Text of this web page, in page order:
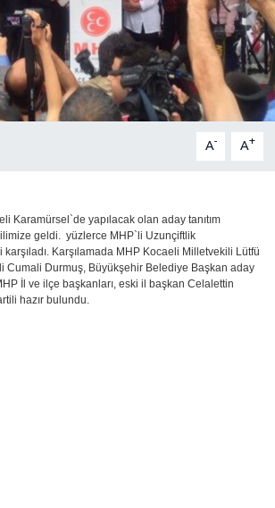
A- A+
Karamürsel`de yapılacak olan aday tanıtım
ilimize geldi. yüzlerce MHP`li Uzunçiftlik
Karşılamada MHP Kocaeli Milletvekili Lütfü
Cumali Durmuş, Büyükşehir Belediye Başkan aday
İl ve ilçe başkanları, eski il başkan Celalettin
hazır bulundu.